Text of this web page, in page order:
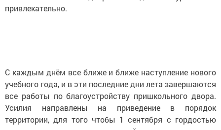
привлекательно.
С каждым днём все ближе и ближе наступление нового
учебного года, и в эти последние дни лета завершаются
все работы по благоустройству пришкольного двора.
Усилия направлены на приведение в порядок
территории, для того чтобы 1 сентября с гордостью